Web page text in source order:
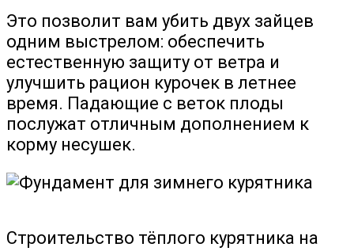
Это позволит вам убить двух зайцев
одним выстрелом: обеспечить
естественную защиту от ветра и
улучшить рацион курочек в летнее
время. Падающие с веток плоды
послужат отличным дополнением к
корму несушек.
Строительство тёплого курятника на